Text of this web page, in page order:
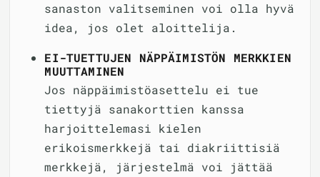
sanaston valitseminen voi olla hyvä
idea, jos olet aloittelija.
EI-TUETTUJEN NÄPPÄIMISTÖN MERKKIEN
MUUTTAMINEN
Jos näppäimistöasettelu ei tue
tiettyjä sanakorttien kanssa
harjoittelemasi kielen
erikoismerkkejä tai diakriittisiä
merkkejä, järjestelmä voi jättää